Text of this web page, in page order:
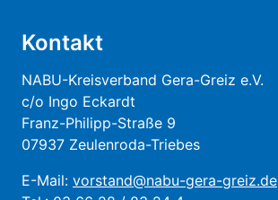
Kontakt
NABU-Kreisverband Gera-Greiz e.V.
c/o Ingo Eckardt
Franz-Philipp-Straße 9
07937 Zeulenroda-Triebes
E-Mail: vorstand@nabu-gera-greiz.de